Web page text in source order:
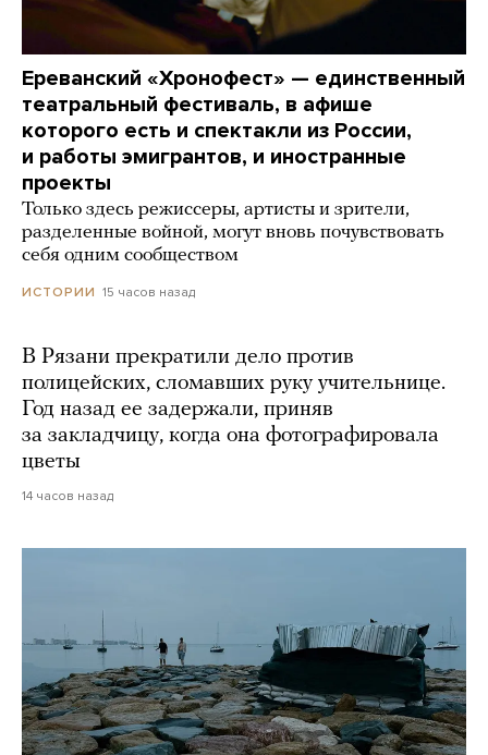
Ереванский «Хронофест» — единственный
театральный фестиваль, в афише
которого есть и спектакли из России,
и работы эмигрантов, и иностранные
проекты
Только здесь режиссеры, артисты и зрители,
разделенные войной, могут вновь почувствовать
себя одним сообществом
ИСТОРИИ 15 часов назад
В Рязани прекратили дело против
полицейских, сломавших руку учительнице.
Год назад ее задержали, приняв
за закладчицу, когда она фотографировала
цветы
14 часов назад